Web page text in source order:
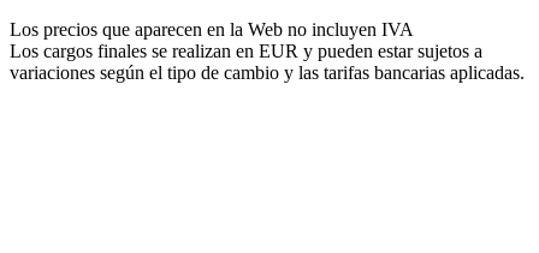
Los precios que aparecen en la Web no incluyen IVA
Los cargos finales se realizan en EUR y pueden estar sujetos a
variaciones según el tipo de cambio y las tarifas bancarias aplicadas.